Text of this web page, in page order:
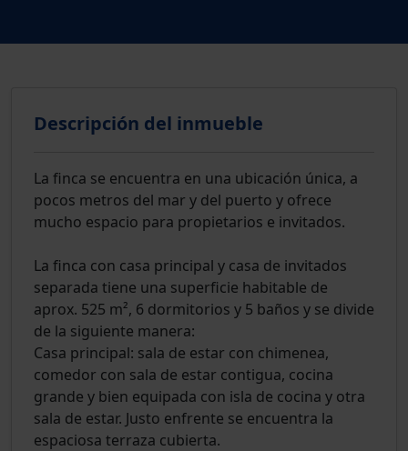
Descripción del inmueble
La finca se encuentra en una ubicación única, a
pocos metros del mar y del puerto y ofrece
mucho espacio para propietarios e invitados.
La finca con casa principal y casa de invitados
separada tiene una superficie habitable de
aprox. 525 m², 6 dormitorios y 5 baños y se divide
de la siguiente manera:
Casa principal: sala de estar con chimenea,
comedor con sala de estar contigua, cocina
grande y bien equipada con isla de cocina y otra
sala de estar. Justo enfrente se encuentra la
espaciosa terraza cubierta.